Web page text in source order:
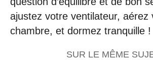
ajustez votre ventilateur, aérez
chambre, et dormez tranquille !
SUR LE MÊME